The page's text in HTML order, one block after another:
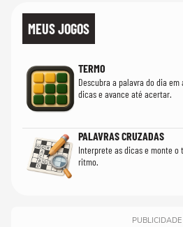
MEUS JOGOS
TERMO
Descubra a palavra do dia
dicas e avance até acertar.
PALAVRAS CRUZADAS
Interprete as dicas e monte
ritmo.
PUBLICIDADE